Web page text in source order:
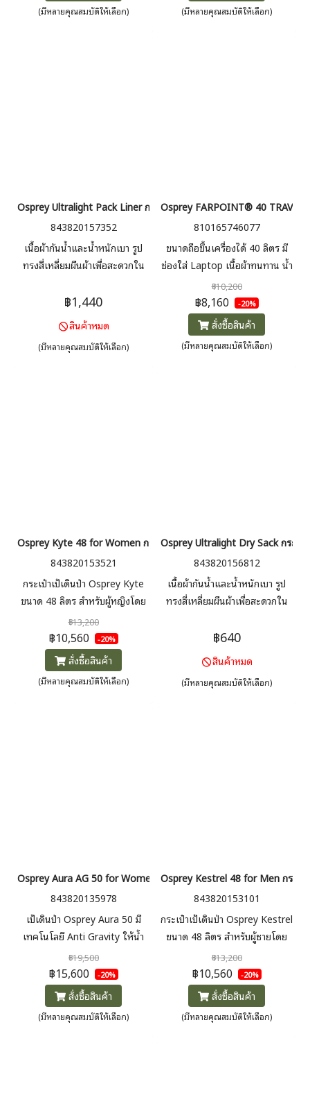
(มีหลายคุณสมบัติให้เลือก) (มีหลายคุณสมบัติให้เลือก)
Osprey Ultralight Pack Liner กระเป๋ากันน้ำ ถุงกันน้ำ
843820157352
เนื้อผ้ากันน้ำและน้ำหนักเบา รูป
ทรงสี่เหลี่ยมผืนผ้าเพื่อสะดวกใน
กันน้ำได้อย่างดี เหมาะสำหรับบรรจุ
50-70 ลิตร
฿1,440
สินค้าหมด
(มีหลายคุณสมบัติให้เลือก)
Osprey FARPOINT® 40 TRAVEL
810165746077
ขนาดถือขึ้นเครื่องได้ 40 ลิตร มี
ช่องใส่ Laptop เนื้อผ้าทนทาน น้ำ
หนักเบา เน้นการระบายอากาศ
ขณะสะพายเป้ แผงหลัง สายรัด
และสายคาดสะโพก เก็บซ่อนได้
฿10,200
฿8,160 -20%
สั่งซื้อสินค้า
(มีหลายคุณสมบัติให้เลือก)
Osprey Kyte 48 for Women กระเป๋าเป้เดินป่า ผู้หญิง 48 ลิตร
843820153521
กระเป๋าเป้เดินป่า Osprey Kyte
ขนาด 48 ลิตร สำหรับผู้หญิงโดย
เฉพาะ เหมาะกับการเดินป่า 3-5
วัน ใช้ง่าย น้ำหนักเบา ปกป้องหลัง
มี Rain Cover มาให้ในตัว
฿13,200
฿10,560 -20%
สั่งซื้อสินค้า
(มีหลายคุณสมบัติให้เลือก)
Osprey Ultralight Dry Sack กระเป๋
843820156812
เนื้อผ้ากันน้ำและน้ำหนักเบา รูป
ทรงสี่เหลี่ยมผืนผ้าเพื่อสะดวกใน
กันน้ำได้อย่างดี
฿640
สินค้าหมด
(มีหลายคุณสมบัติให้เลือก)
Osprey Aura AG 50 for Women กระเป๋าเป้เดินป่าผู้หญิง 50 ลิตร
843820135978
เป้เดินป่า Osprey Aura 50 มี
เทคโนโลยี Anti Gravity ให้น้ำ
หนักเป้ถ่ายลงที่เนินสะโพก ทำให้
ไม่รู้ว่าแบกสัมภาระหนัก เพื่อผู้หญิง
โดยเฉพาะ
฿19,500
฿15,600 -20%
สั่งซื้อสินค้า
(มีหลายคุณสมบัติให้เลือก)
Osprey Kestrel 48 for Men กระเป๋
843820153101
กระเป๋าเป้เดินป่า Osprey Kestrel
ขนาด 48 ลิตร สำหรับผู้ชายโดย
เฉพาะ เหมาะกับการเดินป่า 3-10
วัน ใช้ง่าย น้ำหนักเบา ปกป้องหลัง
มี Rain Cover มาให้ในตัว
฿13,200
฿10,560 -20%
สั่งซื้อสินค้า
(มีหลายคุณสมบัติให้เลือก)